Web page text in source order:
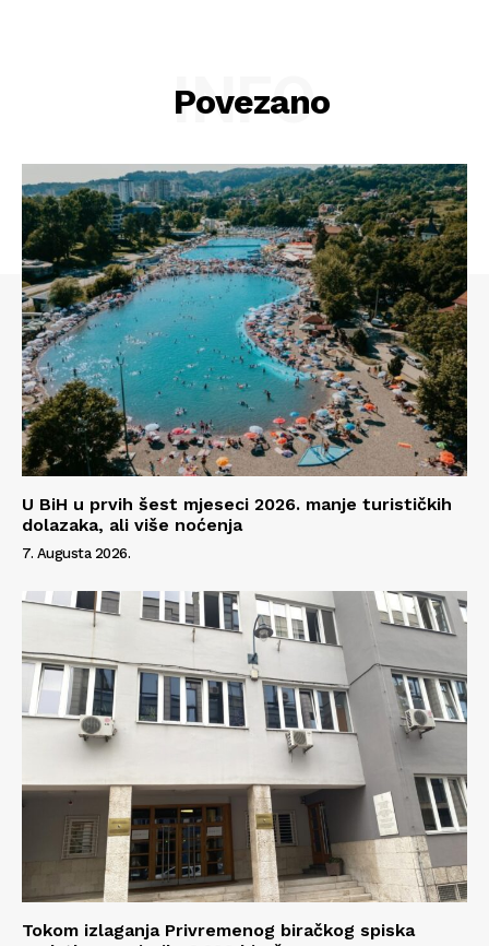
Info
O nama
Kontakt
Impressum
Povezano
INFO
U BiH u prvih šest mjeseci 2026. manje turističkih
dolazaka, ali više noćenja
7. Augusta 2026.
Tokom izlaganja Privremenog biračkog spiska